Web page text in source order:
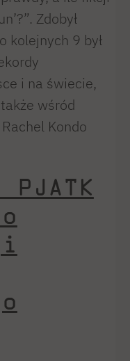
Zdobył
kolejnych 9 był
i na świecie,
wśród
Kondo